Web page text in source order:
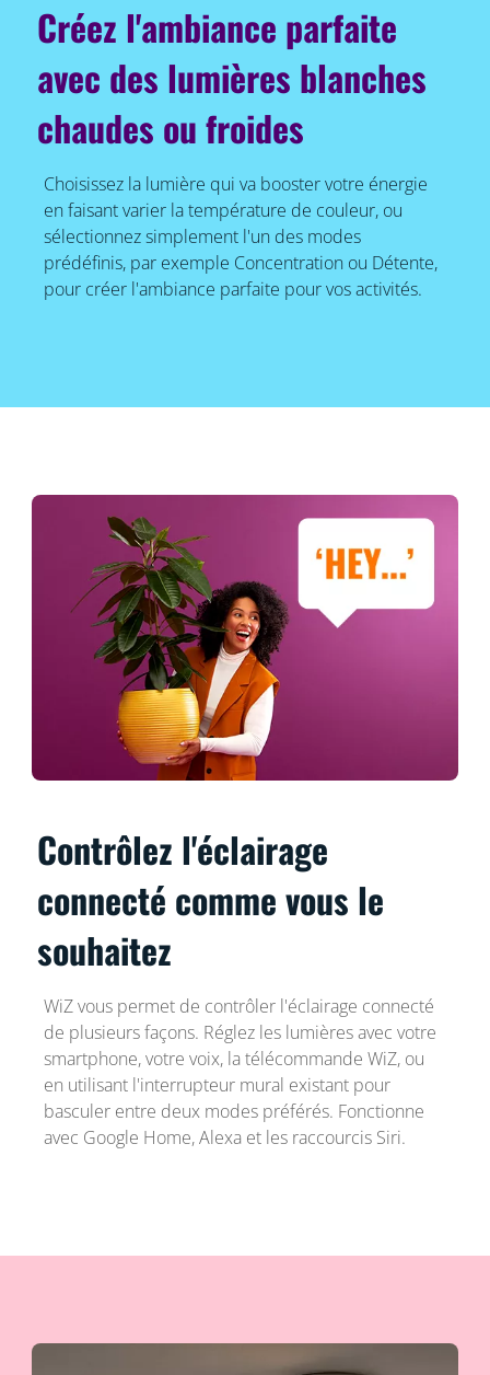
Créez l'ambiance parfaite
avec des lumières blanches
chaudes ou froides
Choisissez la lumière qui va booster votre énergie
en faisant varier la température de couleur, ou
sélectionnez simplement l'un des modes
prédéfinis, par exemple Concentration ou Détente,
pour créer l'ambiance parfaite pour vos activités.
Contrôlez l'éclairage
connecté comme vous le
souhaitez
WiZ vous permet de contrôler l'éclairage connecté
de plusieurs façons. Réglez les lumières avec votre
smartphone, votre voix, la télécommande WiZ, ou
en utilisant l'interrupteur mural existant pour
basculer entre deux modes préférés. Fonctionne
avec Google Home, Alexa et les raccourcis Siri.